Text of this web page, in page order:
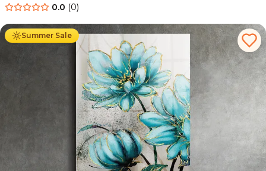
0.0 (0)
Summer Sale
Ab 69.90 € 44.90